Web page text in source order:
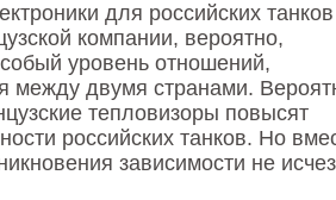
для российских танков
компании, вероятно,
уровень отношений,
между двумя странами.
тепловизоры повысят
российских танков. Но
зависимости не